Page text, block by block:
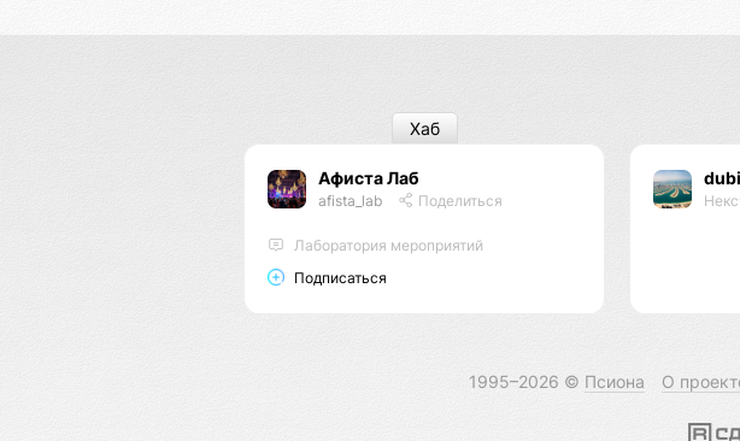
Афиста Лаб
afista_lab Поделиться
Лаборатория мероприятий
Подписаться
Хаб
1995–2026 © Псиона О